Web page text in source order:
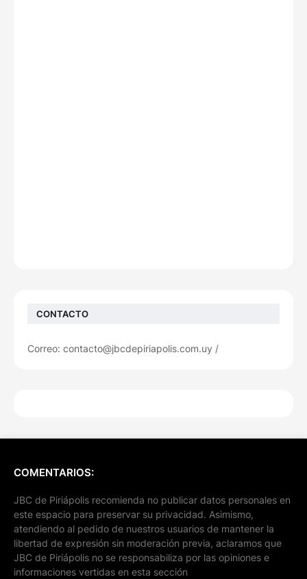
CONTACTO
Correo: contacto@jbcdepiriapolis.com.uy /
COMENTARIOS:
JBC de Piriápolis recomienda no publicar datos personales en
este espacio para preservar su privacidad. Asimismo,
atendiendo al pedido de nuestros usuarios de mantener la
libertad de expresión sin moderación previa, aclaramos que
JBC de Piriápolis no se responsabiliza por las opiniones e
informaciones vertidas en esta sección